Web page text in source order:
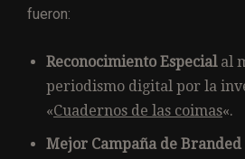
fueron:
Reconocimiento Especialal
periodismo digital por la
«Cuadernos de las coimas«.
Mejor Campaña de